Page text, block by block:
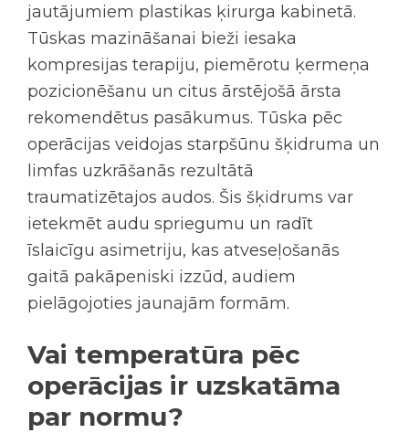
jautājumiem plastikas ķirurga kabinetā.
Tūskas mazināšanai bieži iesaka
kompresijas terapiju, piemērotu ķermeņa
pozicionēšanu un citus ārstējošā ārsta
rekomendētus pasākumus. Tūska pēc
operācijas veidojas starpšūnu šķidruma un
limfas uzkrāšanās rezultātā
traumatizētajos audos. Šis šķidrums var
ietekmēt audu spriegumu un radīt
īslaicīgu asimetriju, kas atveseļošanās
gaitā pakāpeniski izzūd, audiem
pielāgojoties jaunajām formām.
Vai temperatūra pēc
operācijas ir uzskatāma
par normu?